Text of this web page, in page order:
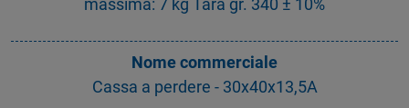
massima: 7 kg Tara gr. 340 ± 10%
Nome commerciale
Cassa a perdere - 30x40x13,5A